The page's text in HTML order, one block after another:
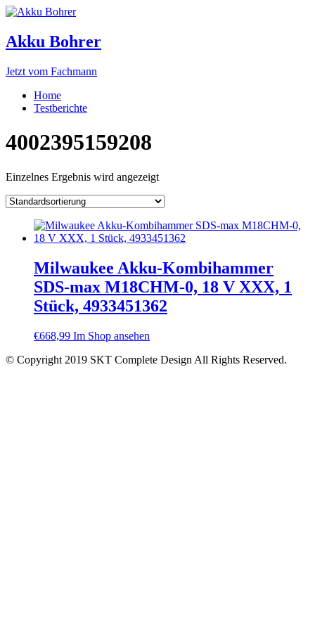
Akku Bohrer
Jetzt vom Fachmann
Home
Testberichte
4002395159208
Einzelnes Ergebnis wird angezeigt
Milwaukee Akku-Kombihammer
SDS-max M18CHM-0, 18 V XXX, 1
Stück, 4933451362
€668,99 Im Shop ansehen
© Copyright 2019 SKT Complete Design All Rights Reserved.